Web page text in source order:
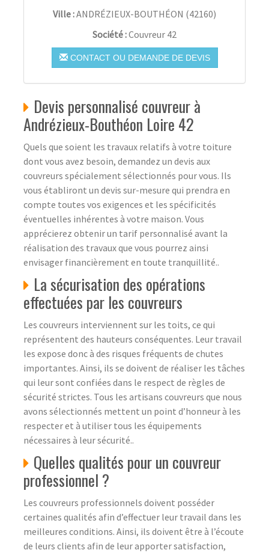
Ville :ANDRÉZIEUX-BOUTHÉON (42160)
Société :Couvreur 42
CONTACT OU DEMANDE DE DEVIS
Devis personnalisé couvreur à
Andrézieux-Bouthéon Loire 42
Quels que soient les travaux relatifs à votre toiture
dont vous avez besoin, demandez un devis aux
couvreurs spécialement sélectionnés pour vous. Ils
vous établiront un devis sur-mesure qui prendra en
compte toutes vos exigences et les spécificités
éventuelles inhérentes à votre maison. Vous
apprécierez obtenir un tarif personnalisé avant la
réalisation des travaux que vous pourrez ainsi
envisager financièrement en toute tranquillité..
La sécurisation des opérations
effectuées par les couvreurs
Les couvreurs interviennent sur les toits, ce qui
représentent des hauteurs conséquentes. Leur travail
les expose donc à des risques fréquents de chutes
importantes. Ainsi, ils se doivent de réaliser les tâches
qui leur sont confiées dans le respect de règles de
sécurité strictes. Tous les artisans couvreurs que nous
avons sélectionnés mettent un point d’honneur à les
respecter et à utiliser tous les équipements
nécessaires à leur sécurité..
Quelles qualités pour un couvreur
professionnel ?
Les couvreurs professionnels doivent posséder
certaines qualités afin d’effectuer leur travail dans les
meilleures conditions. Ainsi, ils doivent être à l’écoute
de leurs clients afin de leur apporter satisfaction,